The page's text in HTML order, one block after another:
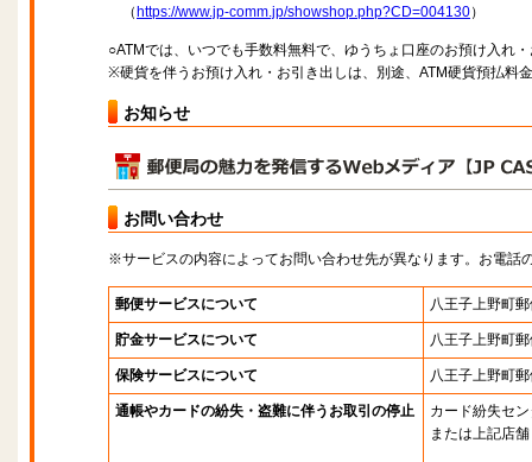
（ https://www.jp-comm.jp/showshop.php?CD=004130）
○ATMでは、いつでも手数料無料で、ゆうちょ口座のお預け入れ
※硬貨を伴うお預け入れ・お引き出しは、別途、ATM硬貨預払料
お知らせ
お問い合わせ
※サービスの内容によってお問い合わせ先が異なります。お電話
郵便サービスについて 八王子上野町
貯金サービスについて 八王子上野町
保険サービスについて 八王子上野町
通帳やカードの紛失・盗難に伴うお取引の停止
カード紛失セ
または上記店舗